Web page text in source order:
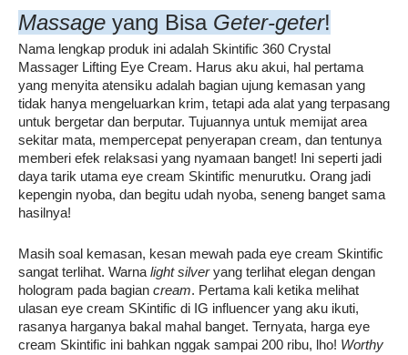
Massage yang Bisa Geter-geter!
Nama lengkap produk ini adalah Skintific 360 Crystal
Massager Lifting Eye Cream. Harus aku akui, hal pertama
yang menyita atensiku adalah bagian ujung kemasan yang
tidak hanya mengeluarkan krim, tetapi ada alat yang terpasang
untuk bergetar dan berputar. Tujuannya untuk memijat area
sekitar mata, mempercepat penyerapan cream, dan tentunya
memberi efek relaksasi yang nyamaan banget! Ini seperti jadi
daya tarik utama eye cream Skintific menurutku. Orang jadi
kepengin nyoba, dan begitu udah nyoba, seneng banget sama
hasilnya!
Masih soal kemasan, kesan mewah pada eye cream Skintific
sangat terlihat. Warna light silver yang terlihat elegan dengan
hologram pada bagian cream. Pertama kali ketika melihat
ulasan eye cream SKintific di IG influencer yang aku ikuti,
rasanya harganya bakal mahal banget. Ternyata, harga eye
cream Skintific ini bahkan nggak sampai 200 ribu, lho! Worthy